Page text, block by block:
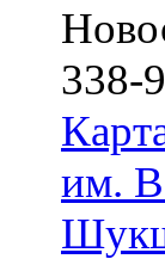
338-
им.